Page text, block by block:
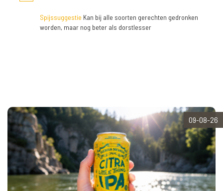
Spijssuggestie Kan bij alle soorten gerechten gedronken
worden, maar nog beter als dorstlesser
09-08-26